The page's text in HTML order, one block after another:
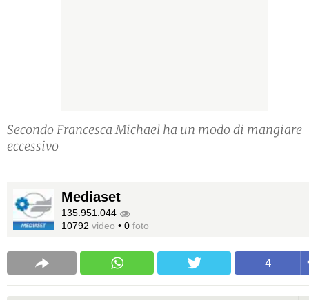
Secondo Francesca Michael ha un modo di mangiare
eccessivo
Mediaset
135.951.044
10792 video • 0 foto
4